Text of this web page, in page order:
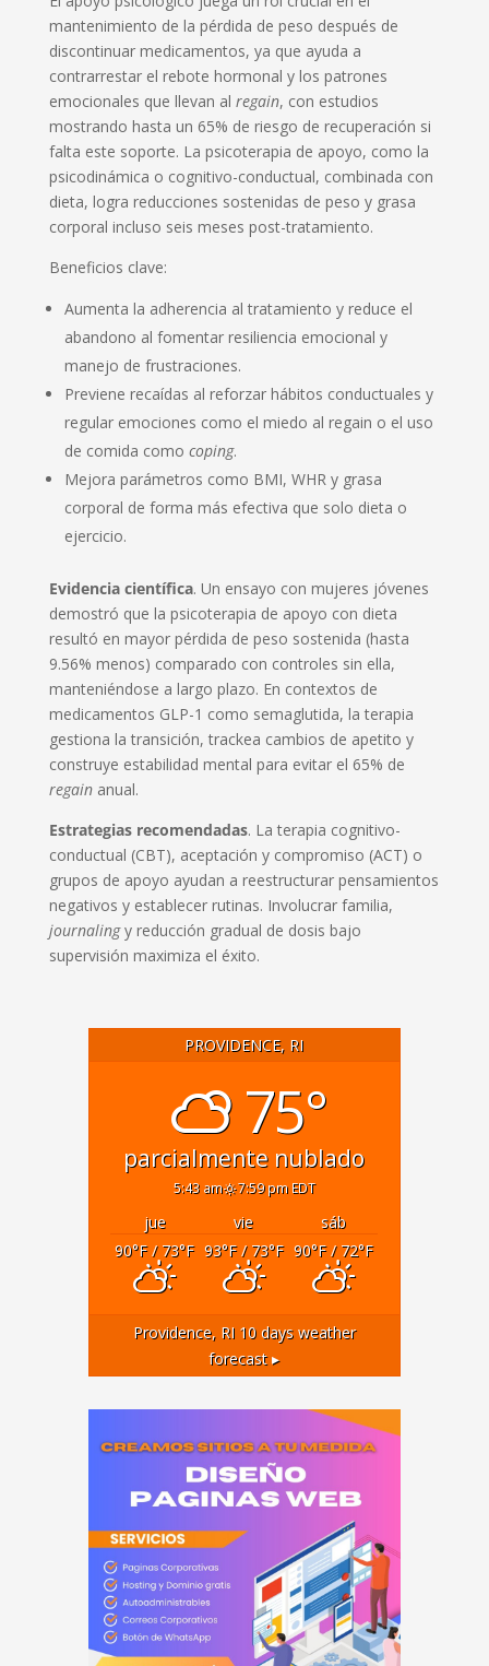
mantenimiento de la pérdida de peso después de
discontinuar medicamentos, ya que ayuda a
contrarrestar el rebote hormonal y los patrones
emocionales que llevan al regain, con estudios
mostrando hasta un 65% de riesgo de recuperación si
falta este soporte. La psicoterapia de apoyo, como la
psicodinámica o cognitivo-conductual, combinada con
dieta, logra reducciones sostenidas de peso y grasa
corporal incluso seis meses post-tratamiento.
Beneficios clave:
Aumenta la adherencia al tratamiento y reduce el
abandono al fomentar resiliencia emocional y
manejo de frustraciones.
Previene recaídas al reforzar hábitos conductuales y
regular emociones como el miedo al regain o el uso
de comida como coping.
Mejora parámetros como BMI, WHR y grasa
corporal de forma más efectiva que solo dieta o
ejercicio.
Evidencia científica. Un ensayo con mujeres jóvenes
demostró que la psicoterapia de apoyo con dieta
resultó en mayor pérdida de peso sostenida (hasta
9.56% menos) comparado con controles sin ella,
manteniéndose a largo plazo. En contextos de
medicamentos GLP-1 como semaglutida, la terapia
gestiona la transición, trackea cambios de apetito y
construye estabilidad mental para evitar el 65% de
regainanual.
Estrategias recomendadas. La terapia cognitivo-
conductual (CBT), aceptación y compromiso (ACT) o
grupos de apoyo ayudan a reestructurar pensamientos
negativos y establecer rutinas. Involucrar familia,
journalingy reducción gradual de dosis bajo
supervisión maximiza el éxito.
PROVIDENCE, RI
75°
parcialmente nublado
5:43 am 7:59 pm EDT
jue vie
sáb
90°F/ 73°F 93°F/ 73°F 90°F/ 72°F
Providence, RI10 days weather
forecast ▸